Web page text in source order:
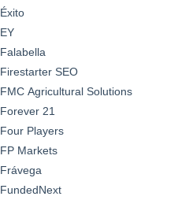
Éxito
EY
Falabella
Firestarter SEO
FMC Agricultural Solutions
Forever 21
Four Players
FP Markets
Frávega
FundedNext